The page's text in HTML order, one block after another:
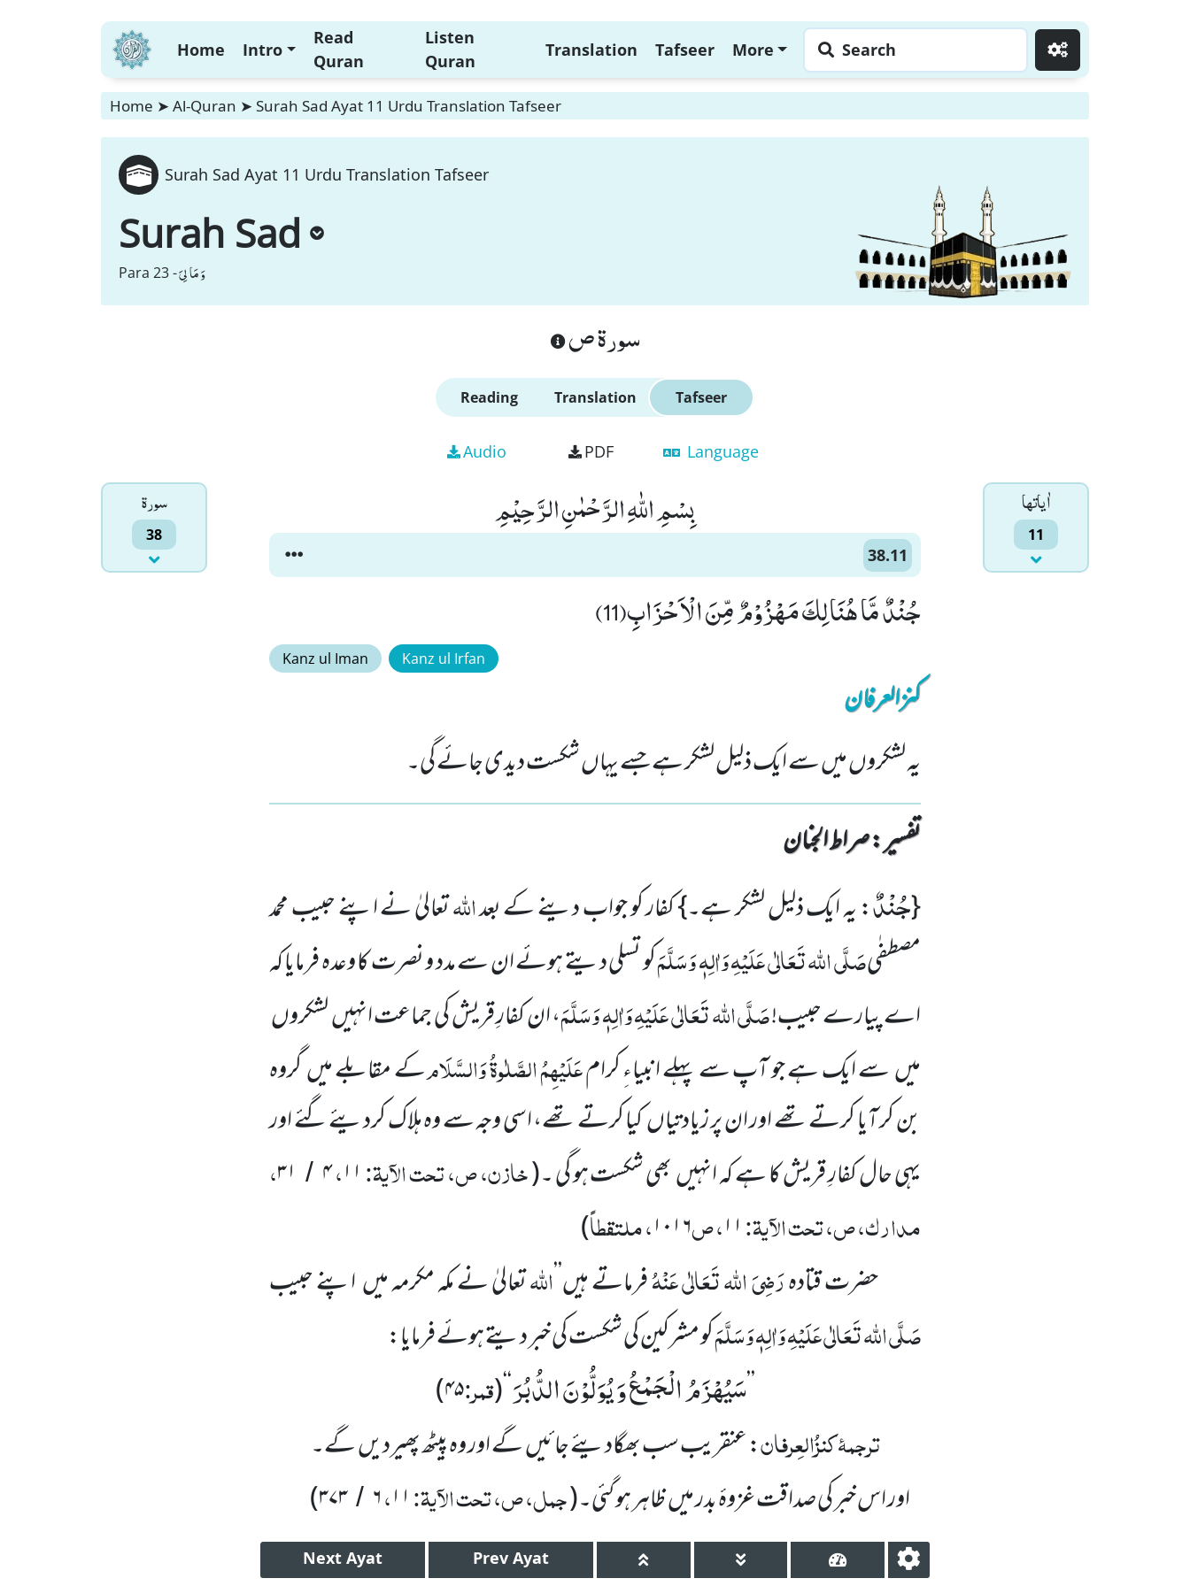
Home Intro
Read
Quran
Listen
Quran
Translation Tafseer More Search
Home ➤ Al-Quran ➤ Surah Sad Ayat 11 Urdu Translation Tafseer
Surah Sad Ayat 11 Urdu Translation Tafseer
Surah Sad
Para 23 -وَ مَا لِیَ
سورة ص
Reading Translation Tafseer
Audio PDF Language
سورۃ
38
اٰياتها
11
بِسْمِ اللّٰهِ الرَّحْمٰنِ الرَّحِیْمِ
38.11
جُنْدٌ مَّا هُنَالِكَ مَهْزُوْمٌ مِّنَ الْاَحْزَابِ(11)
Kanz ul Iman Kanz ul Irfan
کنزالعرفان
یہ لشکروں میں سے ایک ذلیل لشکر ہے جسے یہاں شکست دیدی جائے گی۔
تفسیر : ‎صراط الجنان
{جُنْدٌ: یہ ایک ذلیل لشکر ہے۔} کفار کو جواب دینے کے بعداللہتعالیٰ نے اپنے حبیب محمد
مصطفٰیصَلَّی اللہ تَعَالٰی عَلَیْہِ وَاٰلِہٖ وَسَلَّمَکو تسلی دیتے ہوئے ان سے مدد و نصرت کا وعدہ فرمایا کہ
اے پیارے حبیب!صَلَّی اللہ تَعَالٰی عَلَیْہِ وَاٰلِہٖ وَسَلَّمَ، ان کفارِ قریش کی جماعت انہیں لشکروں
میں سے ایک ہے جو آپ سے پہلے انبیاءِ کرامعَلَیْہِمُ الصَّلٰوۃُ وَالسَّلَامکے مقابلے میں گروہ
بن کر آیا کرتے تھے اور ان پر زیادتیاں کیا کرتے تھے، اسی وجہ سے وہ ہلاک کردیئے گئے اور
یہی حال کفارِ قریش کا ہے کہ انہیں بھی شکست ہو گی ۔(خازن، ص، تحت الآیۃ:۱۱،۴ / ۳۱،
مدارک، ص، تحت الآیۃ:۱۱، ص۱۰۱۶، ملتقطاً)
حضرت قتادہرَضِیَ اللہ تَعَالٰی عَنْہُفرماتے ہیں’’اللہتعالیٰ نے مکہ مکرمہ میں اپنے حبیب
صَلَّی اللہ تَعَالٰی عَلَیْہِ وَاٰلِہٖ وَسَلَّمَکو مشرکین کی شکست کی خبر دیتے ہوئے فرمایا:
’’سَیُهْزَمُ الْجَمْعُ وَ یُوَلُّوْنَ الدُّبُرَ‘‘
(قمر:۴۵)
ترجمۂکنزُالعِرفان: عنقریب سب بھگادیئے جائیں گے اور وہ پیٹھ پھیردیں گے۔
اور اس خبر کی صداقت غزوۂ بدر میں ظاہر ہو گئی۔(جمل، ص، تحت الآیۃ:۱۱،۶ / ۳۷۳)
Next Ayat Prev Ayat